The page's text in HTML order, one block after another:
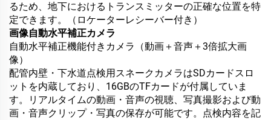
るため、地下におけるトランスミッターの正確な位置を特
定できます。（ロケーターレシーバー付き）
画像自動水平補正カメラ
自動水平補正機能付きカメラ（動画＋音声＋3倍拡大画
像）
配管内壁・下水道点検用スネークカメラはSDカードスロ
ットを内蔵しており、16GBのTFカードが付属していま
す。リアルタイムの動画・音声の視聴、写真撮影および動
画・音声クリップ・写真の保存が可能です。点検内容を記